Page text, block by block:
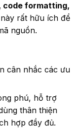
code formatting,
rất hữu ích để
nguồn.
cân nhắc các ưu
phú, hỗ trợ
thân thiện
hợp đầy đủ.